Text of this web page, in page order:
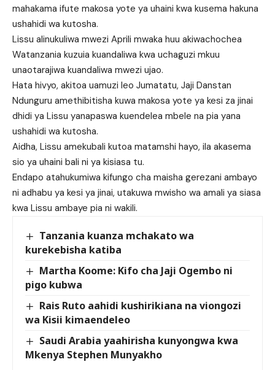
mahakama ifute makosa yote ya uhaini kwa kusema hakuna
ushahidi wa kutosha.
Lissu alinukuliwa mwezi Aprili mwaka huu akiwachochea
Watanzania kuzuia kuandaliwa kwa uchaguzi mkuu
unaotarajiwa kuandaliwa mwezi ujao.
Hata hivyo, akitoa uamuzi leo Jumatatu, Jaji Danstan
Ndunguru amethibitisha kuwa makosa yote ya kesi za jinai
dhidi ya Lissu yanapaswa kuendelea mbele na pia yana
ushahidi wa kutosha.
Aidha, Lissu amekubali kutoa matamshi hayo, ila akasema
sio ya uhaini bali ni ya kisiasa tu.
Endapo atahukumiwa kifungo cha maisha gerezani ambayo
ni adhabu ya kesi ya jinai, utakuwa mwisho wa amali ya siasa
kwa Lissu ambaye pia ni wakili.
Tanzania kuanza mchakato wa
kurekebisha katiba
Martha Koome: Kifo cha Jaji Ogembo ni
pigo kubwa
Rais Ruto aahidi kushirikiana na viongozi
wa Kisii kimaendeleo
Saudi Arabia yaahirisha kunyongwa kwa
Mkenya Stephen Munyakho